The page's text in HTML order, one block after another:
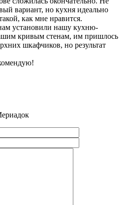
вариант, но кухня идеально
как мне нравится.
установили нашу кухню-
кривым стенам, им пришлось
шкафчиков, но результат